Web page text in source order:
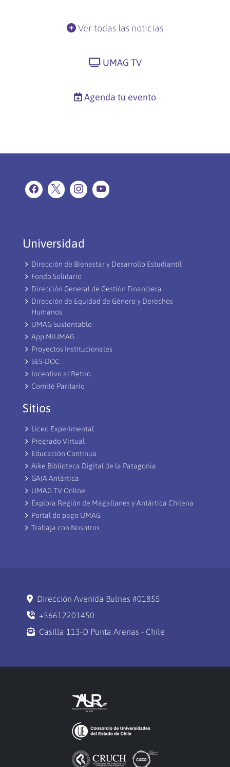
Ver todas las noticias
UMAG TV
Agenda tu evento
Universidad
Dirección de Bienestar y Desarrollo Estudiantil
Fondo Solidario
Dirección General de Gestión Financiera
Dirección de Equidad de Género y Derechos
Humanos
UMAG Sustentable
App MiUMAG
Proyectos Institucionales
SES-DOC
Incentivo al Retiro
Comité Paritario
Sitios
Liceo Experimental
Pregrado Virtual
Educación Continua
Aike Biblioteca Digital de la Patagonia
GAIA Antártica
UMAG TV Online
Explora Región de Magallanes y Antártica Chilena
Portal de pago UMAG
Trabaja con Nosotros
Dirección Avenida Bulnes #01855
+56612201450
Casilla 113-D Punta Arenas - Chile